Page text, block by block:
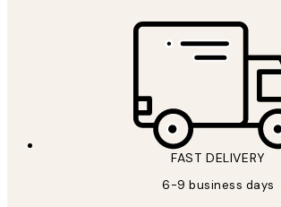
FAST DELIVERY
6-9 business days